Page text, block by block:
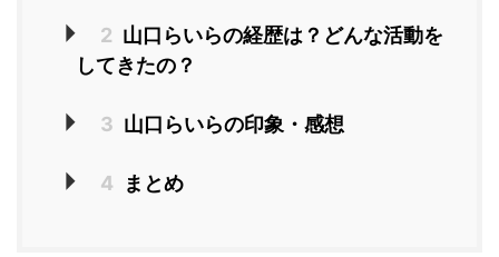
2 山口らいらの経歴は？どんな活動を
してきたの？
3 山口らいらの印象・感想
4 まとめ